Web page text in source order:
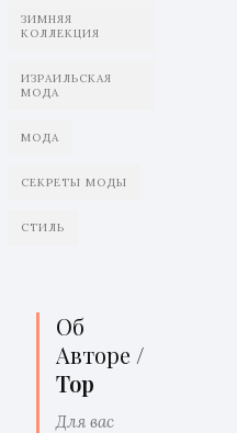
ЗИМНЯЯ
КОЛЛЕКЦИЯ
ИЗРАИЛЬСКАЯ
МОДА
МОДА
СЕКРЕТЫ МОДЫ
СТИЛЬ
Об
Авторе /
Top
Для вас